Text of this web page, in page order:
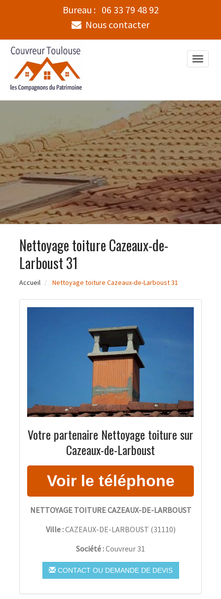
Bureau : 06 33 79 48 92
Nous contacter
Toggle
Nettoyage toiture Cazeaux-de-
Larboust 31
Accueil Nettoyage toiture Cazeaux-de-Larboust 31
Votre partenaire Nettoyage toiture sur
Cazeaux-de-Larboust
NETTOYAGE TOITURE CAZEAUX-DE-LARBOUST
Ville :CAZEAUX-DE-LARBOUST (31110)
Société :Couvreur 31
CONTACT OU DEMANDE DE DEVIS